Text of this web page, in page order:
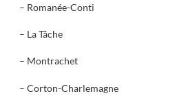
– Romanée-Conti
– La Tâche
– Montrachet
– Corton-Charlemagne